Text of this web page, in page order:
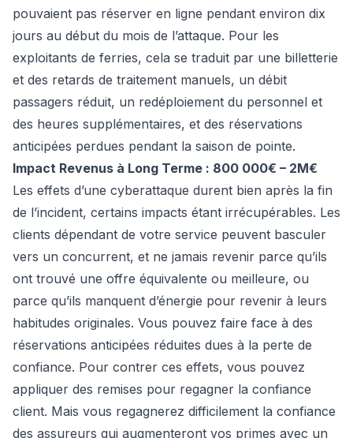
pouvaient pas réserver en ligne pendant environ dix
jours au début du mois de l’attaque. Pour les
exploitants de ferries, cela se traduit par une billetterie
et des retards de traitement manuels, un débit
passagers réduit, un redéploiement du personnel et
des heures supplémentaires, et des réservations
anticipées perdues pendant la saison de pointe.
Impact Revenus à Long Terme : 800 000€ – 2M€
Les effets d’une cyberattaque durent bien après la fin
de l’incident, certains impacts étant irrécupérables. Les
clients dépendant de votre service peuvent basculer
vers un concurrent, et ne jamais revenir parce qu’ils
ont trouvé une offre équivalente ou meilleure, ou
parce qu’ils manquent d’énergie pour revenir à leurs
habitudes originales. Vous pouvez faire face à des
réservations anticipées réduites dues à la perte de
confiance. Pour contrer ces effets, vous pouvez
appliquer des remises pour regagner la confiance
client. Mais vous regagnerez difficilement la confiance
des assureurs qui augmenteront vos primes avec un